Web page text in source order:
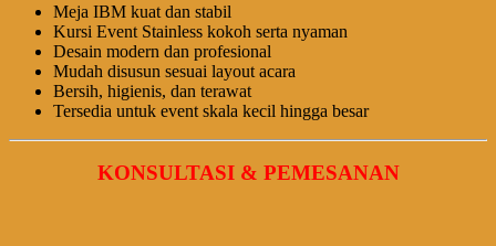
Meja IBM kuat dan stabil
Kursi Event Stainless kokoh serta nyaman
Desain modern dan profesional
Mudah disusun sesuai layout acara
Bersih, higienis, dan terawat
Tersedia untuk event skala kecil hingga besar
KONSULTASI & PEMESANAN